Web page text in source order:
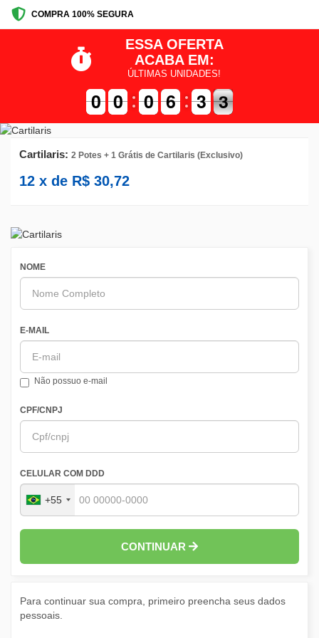
COMPRA 100% SEGURA
ESSA OFERTA
ACABA EM:
ÚLTIMAS UNIDADES!
9
9
0
0 9
9
0
0 9
9
0
0 7
6
6 4
3
3 3
3
2
Cartilaris: 2 Potes + 1 Grátis de Cartilaris (Exclusivo)
12 x de R$ 30,72
NOME
E-MAIL
Não possuo e-mail
CPF/CNPJ
CELULAR COM DDD
+55
CONTINUAR
Para continuar sua compra, primeiro preencha seus dados
pessoais.